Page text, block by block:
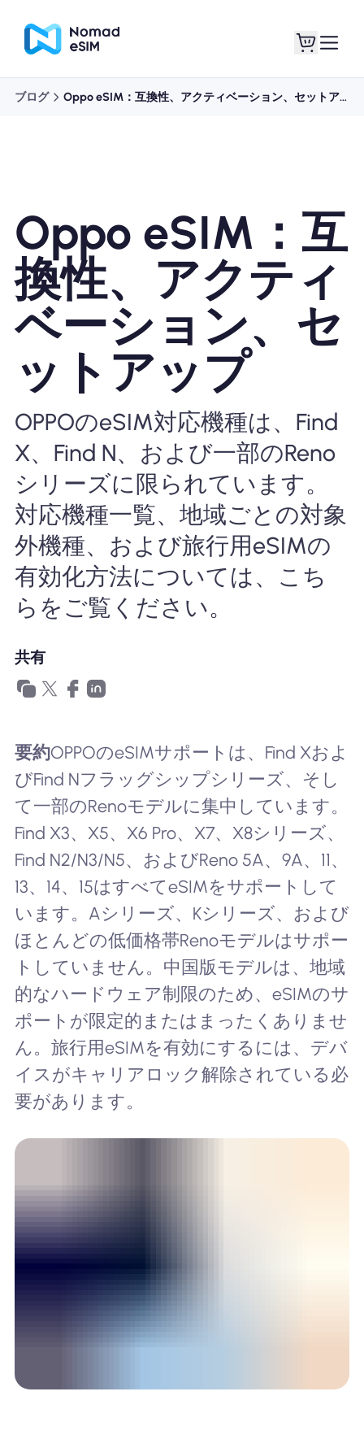
ショッププラン
eSIMについて
Nomad eSIMを使用する理由
eSIMの使用
企業
ブログ Oppo eSIM：互換性、アクティベーション、セットアップ
Oppo eSIM：互
換性、アクティ
ベーション、セ
ットアップ
OPPOのeSIM対応機種は、Find
X、Find N、および一部のReno
シリーズに限られています。
対応機種一覧、地域ごとの対象
外機種、および旅行用eSIMの
有効化方法については、こち
らをご覧ください。
共有
要約OPPOのeSIMサポートは、Find Xおよ
びFind Nフラッグシップシリーズ、そし
て一部のRenoモデルに集中しています。
Find X3、X5、X6 Pro、X7、X8シリーズ、
Find N2/N3/N5、およびReno 5A、9A、11、
13、14、15はすべてeSIMをサポートして
います。Aシリーズ、Kシリーズ、および
ほとんどの低価格帯Renoモデルはサポー
トしていません。中国版モデルは、地域
的なハードウェア制限のため、eSIMのサ
ポートが限定的またはまったくありませ
ん。旅行用eSIMを有効にするには、デバ
イスがキャリアロック解除されている必
要があります。